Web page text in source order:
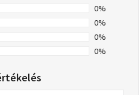
0%
0%
0%
0%